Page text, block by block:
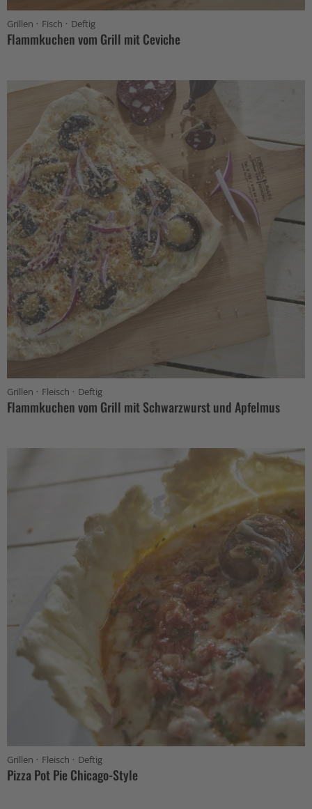
Grillen · Fisch · Deftig
Flammkuchen vom Grill mit Ceviche
Grillen · Fleisch · Deftig
Flammkuchen vom Grill mit Schwarzwurst und Apfelmus
Grillen · Fleisch · Deftig
Pizza Pot Pie Chicago-Style